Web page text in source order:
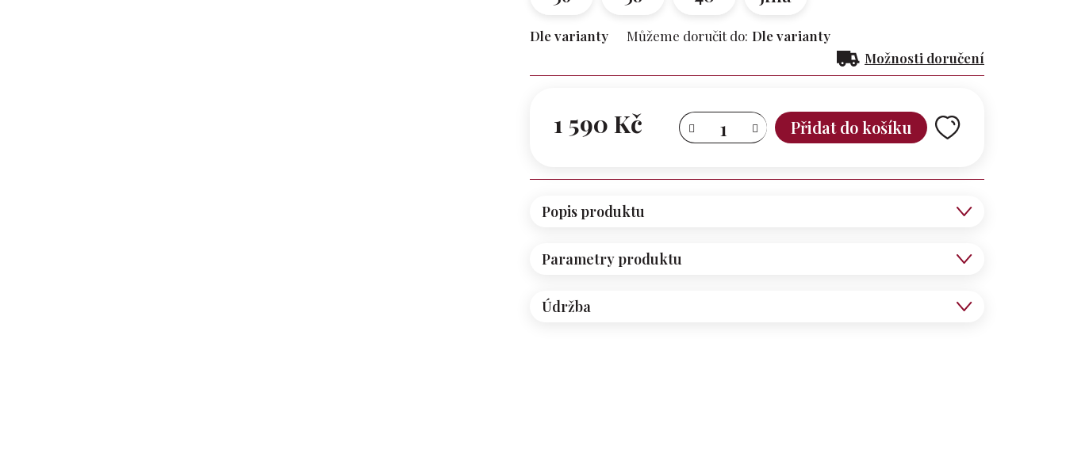
Dle varianty Můžeme doručit do: Dle varianty
Možnosti doručení
1 590 Kč Přidat do košíku
Údržba
Parametry produktu
Popis produktu